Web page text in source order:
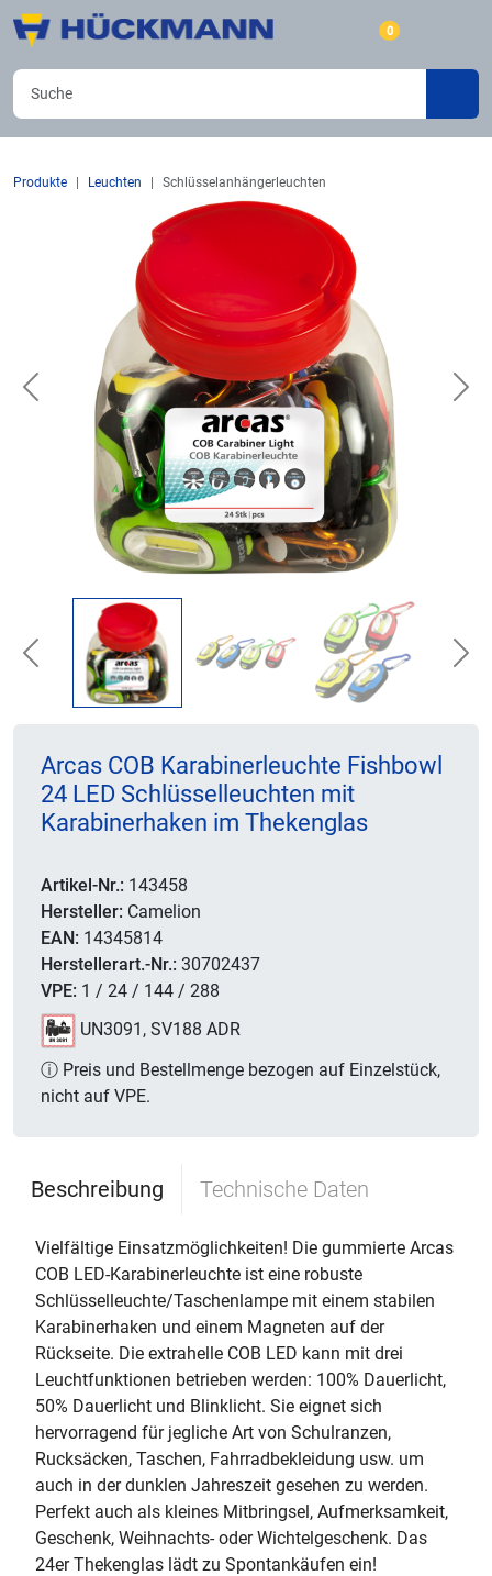
0
Produkte Leuchten Schlüsselanhängerleuchten
Previous
Previous
Arcas COB Karabinerleuchte Fishbowl
24 LED Schlüsselleuchten mit
Karabinerhaken im Thekenglas
Artikel-Nr.: 143458
Hersteller: Camelion
EAN: 14345814
Herstellerart.-Nr.: 30702437
VPE: 1 / 24 / 144 / 288
UN3091, SV188 ADR
ⓘ Preis und Bestellmenge bezogen auf Einzelstück,
nicht auf VPE.
Beschreibung Technische Daten
Vielfältige Einsatzmöglichkeiten! Die gummierte Arcas
COB LED-Karabinerleuchte ist eine robuste
Schlüsselleuchte/Taschenlampe mit einem stabilen
Karabinerhaken und einem Magneten auf der
Rückseite. Die extrahelle COB LED kann mit drei
Leuchtfunktionen betrieben werden: 100% Dauerlicht,
50% Dauerlicht und Blinklicht. Sie eignet sich
hervorragend für jegliche Art von Schulranzen,
Rucksäcken, Taschen, Fahrradbekleidung usw. um
auch in der dunklen Jahreszeit gesehen zu werden.
Perfekt auch als kleines Mitbringsel, Aufmerksamkeit,
Geschenk, Weihnachts- oder Wichtelgeschenk. Das
24er Thekenglas lädt zu Spontankäufen ein!